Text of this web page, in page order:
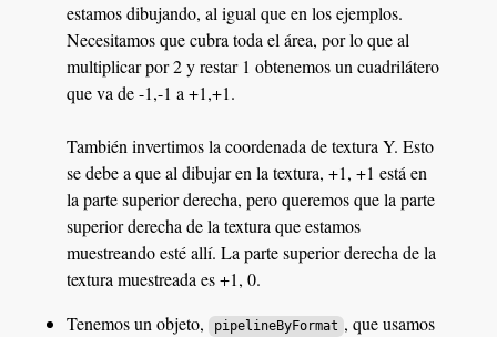
estamos dibujando, al igual que en los ejemplos.
Necesitamos que cubra toda el área, por lo que al
multiplicar por 2 y restar 1 obtenemos un cuadrilátero
que va de -1,-1 a +1,+1.
También invertimos la coordenada de textura Y. Esto
se debe a que al dibujar en la textura, +1, +1 está en
la parte superior derecha, pero queremos que la parte
superior derecha de la textura que estamos
muestreando esté allí. La parte superior derecha de la
textura muestreada es +1, 0.
Tenemos un objeto,
pipelineByFormat , que usamos